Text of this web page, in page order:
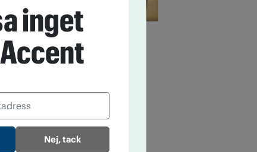
upp
– nu
ut
av våld och svek. Nu
fler vuxna att
inget
Nej, tack